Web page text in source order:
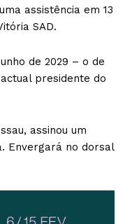
assistência em 13
SAD.
de 2029 – o de
presidente do
assinou um
Envergará no dorsal